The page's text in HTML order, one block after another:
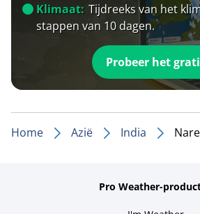
Klimaat: Tijdreeks van het
stappen van 10 dagen.
Probeer het
Home Azië India
Pro Weather-